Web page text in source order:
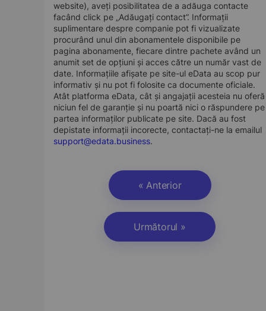
website), aveți posibilitatea de a adăuga contacte
facând click pe „Adăugați contact”. Informații
suplimentare despre companie pot fi vizualizate
procurând unul din abonamentele disponibile pe
pagina abonamente, fiecare dintre pachete având un
anumit set de opțiuni și acces către un număr vast de
date. Informațiile afișate pe site-ul eData au scop pur
informativ și nu pot fi folosite ca documente oficiale.
Atât platforma eData, cât și angajații acesteia nu oferă
niciun fel de garanție și nu poartă nici o răspundere pe
partea informaților publicate pe site. Dacă au fost
depistate informații incorecte, contactați-ne la emailul
support@edata.business.
« Anterior
Următorul »